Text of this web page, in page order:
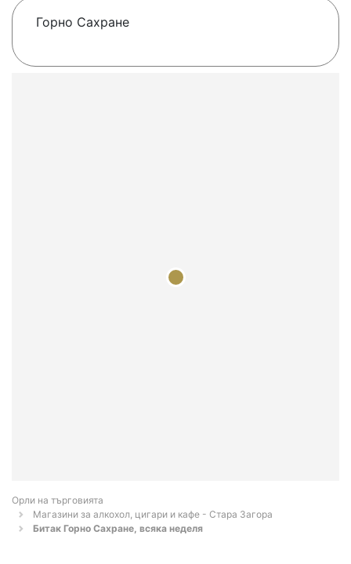
Горно Сахране
Орли на търговията
Магазини за алкохол, цигари и кафе - Стара Загора
Битак Горно Сахране, всяка неделя